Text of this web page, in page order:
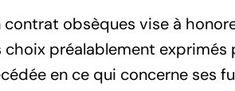
contrat obsèques vise à
choix préalablement exprimés
en ce qui concerne ses